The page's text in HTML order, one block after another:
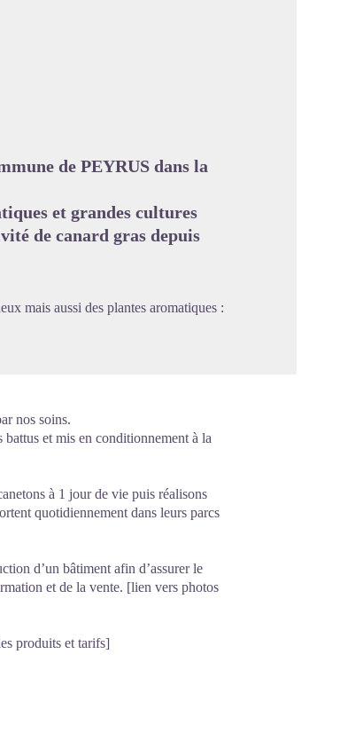
de PEYRUS dans la
et grandes cultures
de canard gras depuis
mais aussi des plantes aromatiques :
nos soins.
et mis en conditionnement à la
à 1 jour de vie puis réalisons
quotidiennement dans leurs parcs
d’un bâtiment afin d’assurer le
et de la vente. [lien vers photos
produits et tarifs]